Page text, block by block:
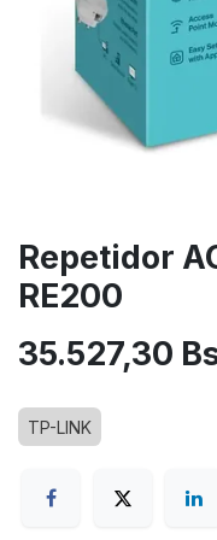
Repetidor
RE200
35.527,30
TP-LINK